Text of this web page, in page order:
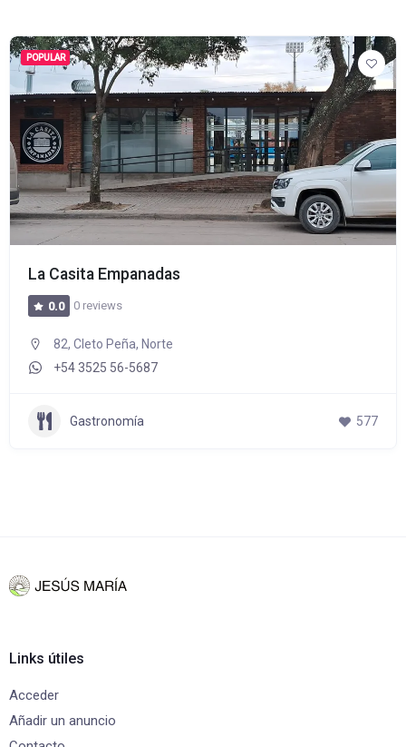
POPULAR
La Casita Empanadas
0.0 0 reviews
82, Cleto Peña, Norte
+54 3525 56-5687
Gastronomía 577
Links útiles
Acceder
Añadir un anuncio